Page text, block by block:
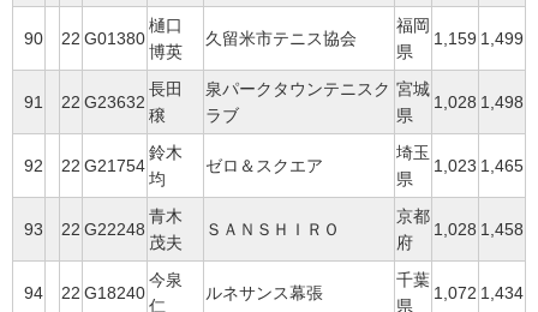
90 22 G01380
樋口
博英
久留米市テニス協会
福岡
県
1,159 1,499
91 22 G23632
長田
穣
泉パークタウンテニスク
ラブ
宮城
県
1,028 1,498
92 22 G21754
鈴木
均
ゼロ＆スクエア
埼玉
県
1,023 1,465
93 22 G22248
青木
茂夫
ＳＡＮＳＨＩＲＯ
京都
府
1,028 1,458
94 22 G18240
今泉
仁
ルネサンス幕張
千葉
県
1,072 1,434